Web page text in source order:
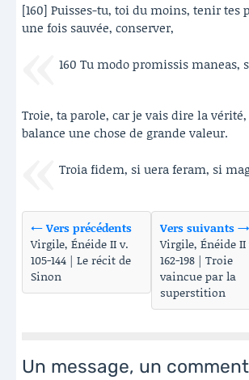
[160] Puisses-tu, toi du moins, tenir tes
une fois sauvée, conserver,
160 Tu modo promissis maneas,
Troie, ta parole, car je vais dire la
balance une chose de grande valeur.
Troia fidem, si uera feram, si
← Vers précédents
Virgile, Énéide II v.
105-144 | Le récit de
Sinon
Vers suivants →
Virgile, Énéide II
162-198 | Troie
vaincue par la
superstition
Un message, un